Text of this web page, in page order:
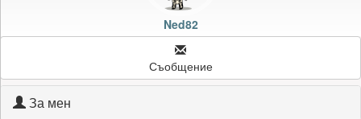
Ned82
Съобщение
За мен